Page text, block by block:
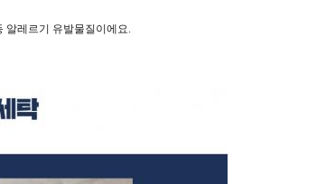
알레르기 유발물질이에요.